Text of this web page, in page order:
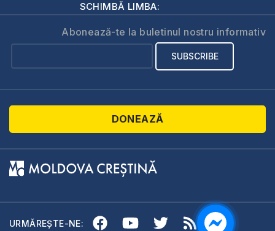
SCHIMBĂ LIMBA:
Abonează-te la buletinul nostru informativ
DONEAZĂ
URMĂREȘTE-NE: